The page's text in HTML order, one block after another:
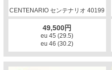
CENTENARIO センテナリオ 40199
49,500円
eu 45 (29.5)
eu 46 (30.2)